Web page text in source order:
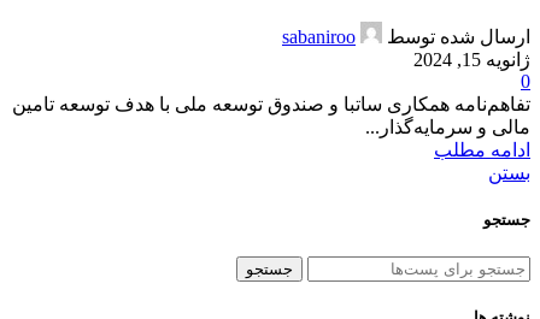
ارسال شده توسط
sabaniroo
ژانویه 15, 2024
0
تفاهم‌نامه همکاری ساتبا و صندوق توسعه ملی با هدف توسعه تامین
مالی و سرمایه­‌گذار...
ادامه مطلب
بستن
جستجو
جستجو